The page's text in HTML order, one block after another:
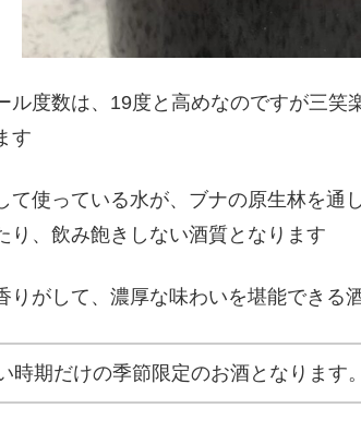
ル度数は、19度と高めなのですが三笑
す
て使っている水が、ブナの原生林を通
り、飲み飽きしない酒質となります
りがして、濃厚な味わいを堪能できる酒
時期だけの季節限定のお酒となります